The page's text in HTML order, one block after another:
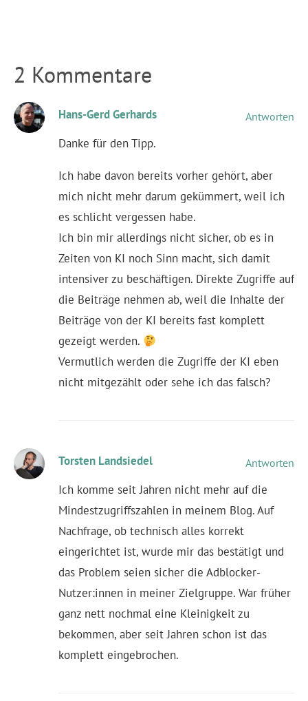
2 Kommentare
Hans-Gerd Gerhards Antworten
Danke für den Tipp.
Ich habe davon bereits vorher gehört, aber
mich nicht mehr darum gekümmert, weil ich
es schlicht vergessen habe.
Ich bin mir allerdings nicht sicher, ob es in
Zeiten von KI noch Sinn macht, sich damit
intensiver zu beschäftigen. Direkte Zugriffe auf
die Beiträge nehmen ab, weil die Inhalte der
Beiträge von der KI bereits fast komplett
gezeigt werden.
Vermutlich werden die Zugriffe der KI eben
nicht mitgezählt oder sehe ich das falsch?
Torsten Landsiedel Antworten
Ich komme seit Jahren nicht mehr auf die
Mindestzugriffszahlen in meinem Blog. Auf
Nachfrage, ob technisch alles korrekt
eingerichtet ist, wurde mir das bestätigt und
das Problem seien sicher die Adblocker-
Nutzer:innen in meiner Zielgruppe. War früher
ganz nett nochmal eine Kleinigkeit zu
bekommen, aber seit Jahren schon ist das
komplett eingebrochen.